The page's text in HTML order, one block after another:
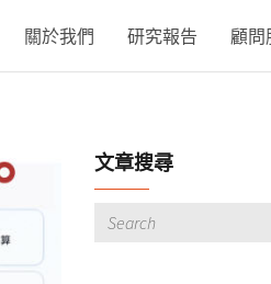
關於我們 研究報告 顧問
文章搜尋